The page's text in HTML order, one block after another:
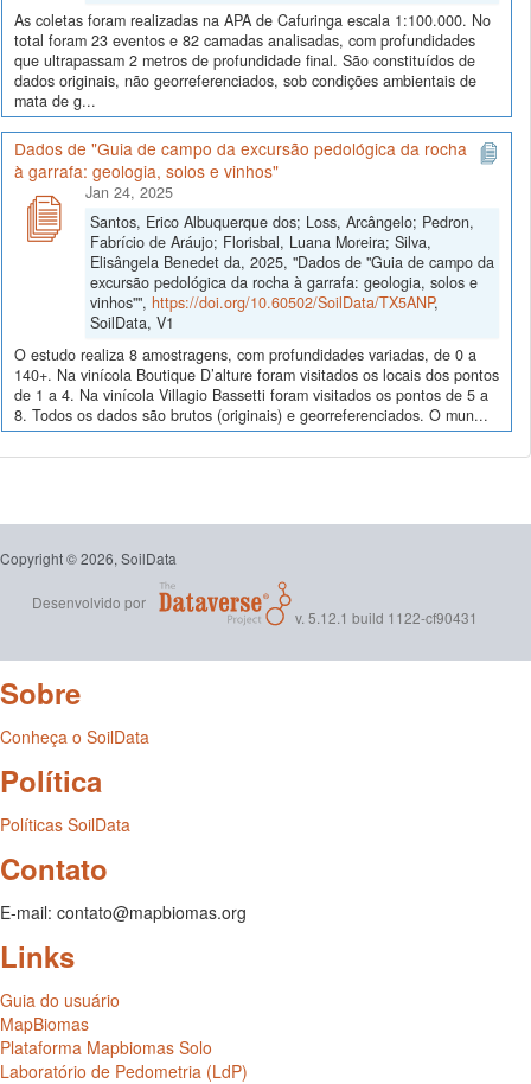
As coletas foram realizadas na APA de Cafuringa escala 1:100.000. No
total foram 23 eventos e 82 camadas analisadas, com profundidades
que ultrapassam 2 metros de profundidade final. São constituídos de
dados originais, não georreferenciados, sob condições ambientais de
mata de g...
Dados de "Guia de campo da excursão pedológica da rocha
à garrafa: geologia, solos e vinhos"
Jan 24, 2025
Santos, Erico Albuquerque dos; Loss, Arcângelo; Pedron,
Fabrício de Aráujo; Florisbal, Luana Moreira; Silva,
Elisângela Benedet da, 2025, "Dados de "Guia de campo da
excursão pedológica da rocha à garrafa: geologia, solos e
vinhos"", https://doi.org/10.60502/SoilData/TX5ANP,
SoilData, V1
O estudo realiza 8 amostragens, com profundidades variadas, de 0 a
140+. Na vinícola Boutique D’alture foram visitados os locais dos pontos
de 1 a 4. Na vinícola Villagio Bassetti foram visitados os pontos de 5 a
8. Todos os dados são brutos (originais) e georreferenciados. O mun...
Copyright © 2026, SoilData
Desenvolvido por
v. 5.12.1 build 1122-cf90431
Sobre
Conheça o SoilData
Política
Políticas SoilData
Contato
E-mail: contato@mapbiomas.org
Links
Guia do usuário
MapBiomas
Plataforma Mapbiomas Solo
Laboratório de Pedometria (LdP)